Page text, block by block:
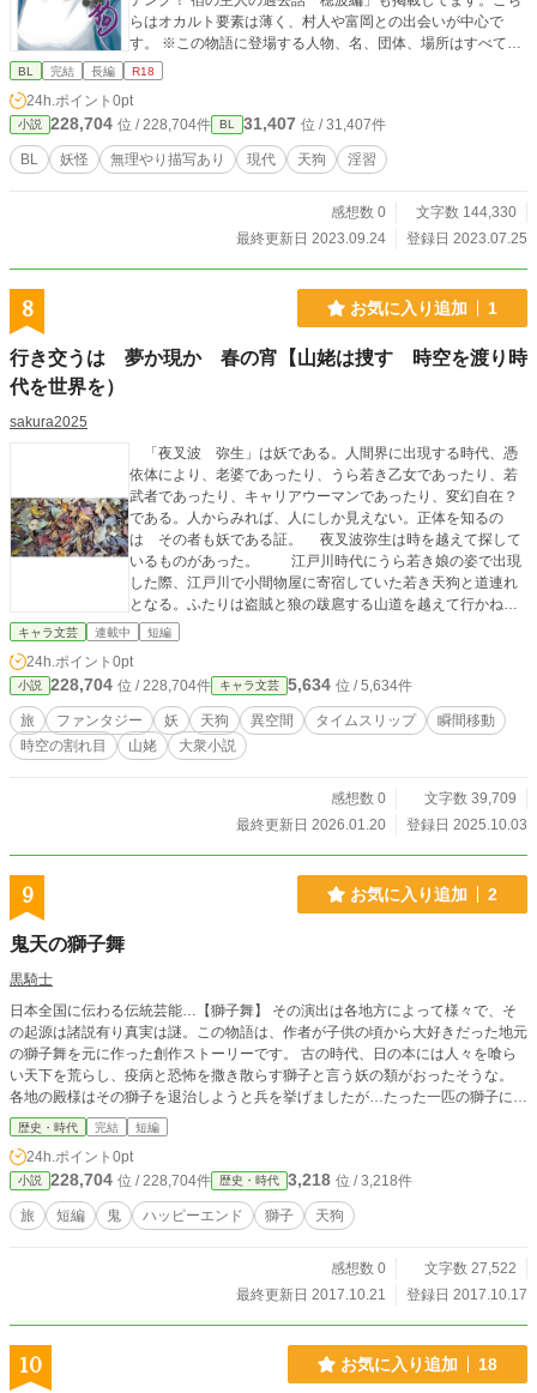
らはオカルト要素は薄く、村人や富岡との出会いが中心で
す。 ※この物語に登場する人物、名、団体、場所はすべてフ
ィクションです。 レイプなどモラルに反した描写もあります
ィブな内容を含む話もありますのでご注意ください。 ⓒ2023
Kazamidori 盗用・無断転載は禁止しています。
BL 完結 長編 R18
24h.ポイント 0pt
小説 228,704 位 / 228,704件 BL 31,407 位 / 31,407件
BL 妖怪 無理やり描写あり 現代 天狗 淫習
感想数 0
文字数 144,330
最終更新日 2023.09.24
登録日 2023.07.25
8 お気に入り追加 1
行き交うは 夢か現か 春の宵【山姥は捜す 時空を渡り時
代を世界を）
sakura2025
「夜叉波 弥生」は妖である。人間界に出現する時代、憑
依体により、老婆であったり、うら若き乙女であったり、若
武者であったり、キャリアウーマンであったり、変幻自在？
である。人からみれば、人にしか見えない。正体を知るの
は その者も妖である証。 夜叉波弥生は時を越えて探して
いるものがあった。 江戸川時代にうら若き娘の姿で出現
した際、江戸川で小間物屋に寄宿していた若き天狗と道連れ
となる。ふたりは盗賊と狼の跋扈する山道を越えて行かねば
ならない。 三叉路にて、山姥と天狗は違う街道を行くが、八
の反動で、令和時代に青年の姿で出現する。 令和時代に出現
した山姥は 憑代の青年の姿から、若い女性の姿となり、タ
ツキとして 源氏名シェリーと名乗り、ホステスとして働
く。客として来店した醜男黒川に出会う。黒川は、山姥のこ
れ以上ないほどの好みだった。黒川はシェリーが山姥である
ステスをしていたことが、シェリーを暴力団抗争に巻き込き
こむこととなる。成り行きとはいえ、シェリーの存在を消さ
キャラ文芸 連載中 短編
24h.ポイント 0pt
小説 228,704 位 / 228,704件 キャラ文芸 5,634 位 / 5,634件
旅 ファンタジー 妖 天狗 異空間 タイムスリップ
瞬間移動
時空の割れ目
山姥 大衆小説
感想数 0
文字数 39,709
最終更新日 2026.01.20
登録日 2025.10.03
9 お気に入り追加 2
鬼天の獅子舞
黒騎士
日本全国に伝わる伝統芸能…【獅子舞】 その演出は各地方によって様々で、そ
の起源は諸説有り真実は謎。この物語は、作者が子供の頃から大好きだった地元
の獅子舞を元に作った創作ストーリーです。 古の時代、日の本には人々を喰ら
い天下を荒らし、疫病と恐怖を撒き散らす獅子と言う妖の類がおったそうな。
各地の殿様はその獅子を退治しようと兵を挙げましたが…たった一匹の獅子に百
を超える兵士も歯が立たなかったのです。 しかしある時、一人の若者が獅子退
治の旅に出ます。天狗と鬼を仲間にし、退治する術を得て、見事獅子を討ち果た
す事が出来ますでしょうか……
歴史・時代 完結 短編
24h.ポイント 0pt
小説 228,704 位 / 228,704件 歴史・時代 3,218 位 / 3,218件
旅 短編 鬼 ハッピーエンド 獅子 天狗
感想数 0
文字数 27,522
最終更新日 2017.10.21
登録日 2017.10.17
10 お気に入り追加 18